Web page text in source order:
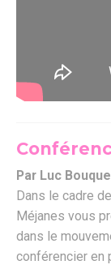
Par Luc
Dans le cadre
Méjanes vous
dans le
conférencier en